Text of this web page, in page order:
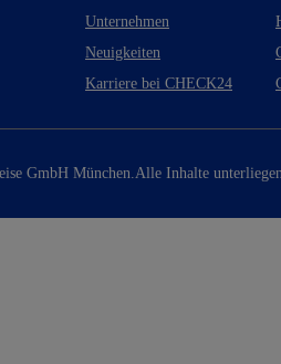
Unternehmen
Neuigkeiten
Karriere bei CHECK24
GmbH München.Alle Inhalte